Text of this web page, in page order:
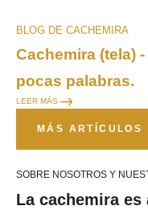
BLOG DE CACHEMIRA
Cachemira (tela)
pocas palabras.
LEER MÁS
MÁS ARTÍCULOS
SOBRE NOSOTROS Y
La cachemira